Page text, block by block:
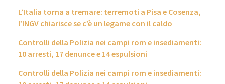
L’Italia torna a tremare: terremoti a Pisa e Cosenza,
l’INGV chiarisce se c’è un legame con il caldo
Controlli della Polizia nei campi rom e insediamenti:
10 arresti, 17 denunce e 14 espulsioni
Controlli della Polizia nei campi rom e insediamenti: